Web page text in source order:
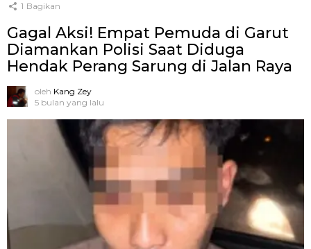
1 Bagikan
Gagal Aksi! Empat Pemuda di Garut
Diamankan Polisi Saat Diduga
Hendak Perang Sarung di Jalan Raya
oleh Kang Zey
5 bulan yang lalu